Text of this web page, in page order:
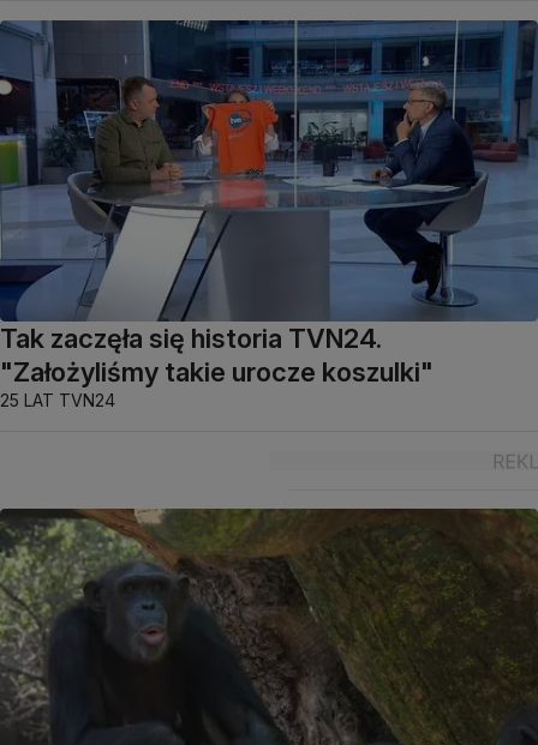
Tak zaczęła się historia TVN24.
"Założyliśmy takie urocze koszulki"
25 LAT TVN24